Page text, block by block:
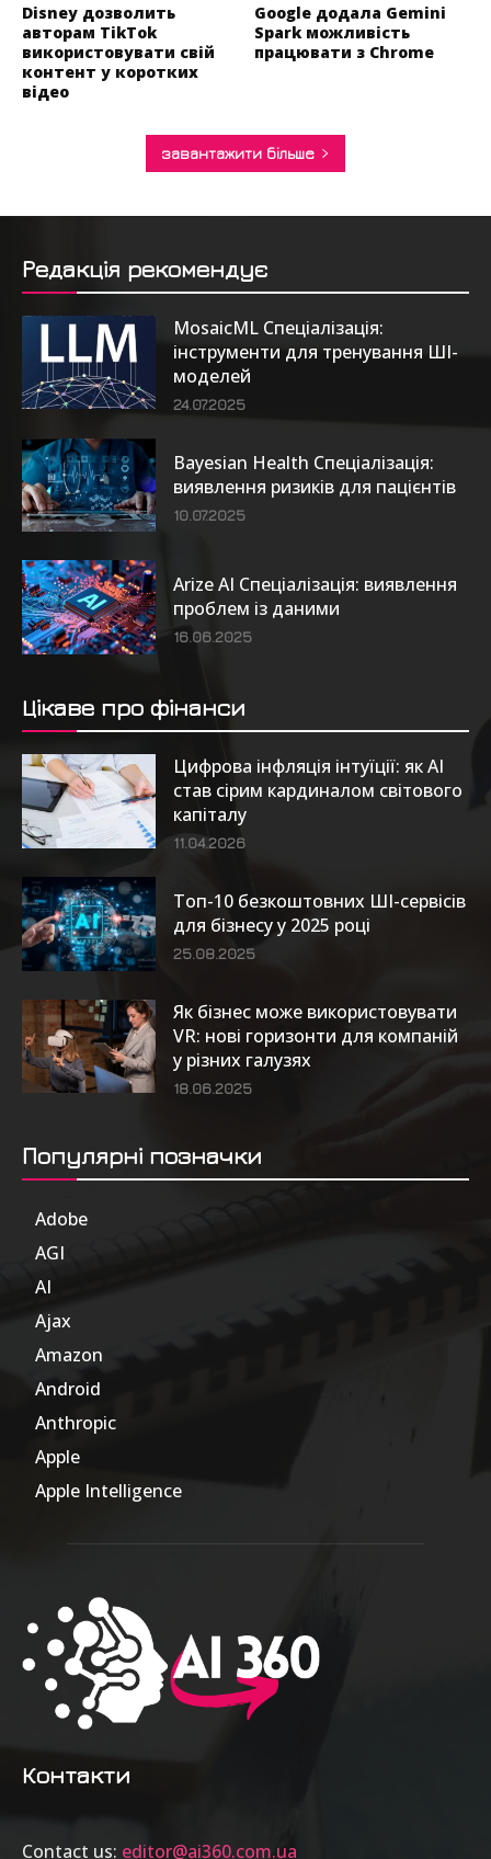
Disney дозволить
авторам TikTok
використовувати свій
контент у коротких
відео
Google додала Gemini
Spark можливість
працювати з Chrome
завантажити більше
Редакція рекомендує
MosaicML Спеціалізація:
інструменти для тренування ШІ-
моделей
24.07.2025
Bayesian Health Спеціалізація:
виявлення ризиків для пацієнтів
10.07.2025
Arize AI Спеціалізація: виявлення
проблем із даними
16.06.2025
Цікаве про фінанси
Цифрова інфляція інтуїції: як AI
став сірим кардиналом світового
капіталу
11.04.2026
Топ-10 безкоштовних ШІ-сервісів
для бізнесу у 2025 році
25.08.2025
Як бізнес може використовувати
VR: нові горизонти для компаній
у різних галузях
18.06.2025
Популярні позначки
Adobe
AGI
AI
Ajax
Amazon
Android
Anthropic
Apple
Apple Intelligence
Контакти
Contact us: editor@ai360.com.ua